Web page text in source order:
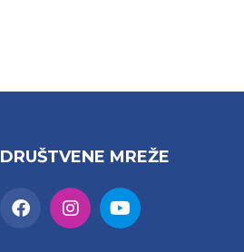
DRUŠTVENE MREŽE